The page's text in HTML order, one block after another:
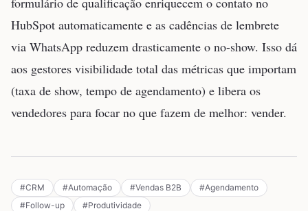
HubSpot automaticamente e as cadências de lembrete
via WhatsApp reduzem drasticamente o no-show. Isso dá
aos gestores visibilidade total das métricas que importam
(taxa de show, tempo de agendamento) e libera os
vendedores para focar no que fazem de melhor: vender.
#CRM #Automação #Vendas B2B #Agendamento
#Follow-up #Produtividade